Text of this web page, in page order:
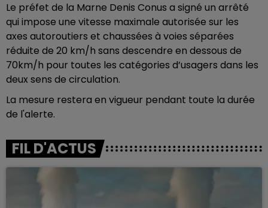
Le préfet de la Marne Denis Conus a signé un arrêté
qui impose une vitesse maximale autorisée sur les
axes autoroutiers et chaussées à voies séparées
réduite de 20 km/h sans descendre en dessous de
70km/h pour toutes les catégories d’usagers dans les
deux sens de circulation.
La mesure restera en vigueur pendant toute la durée
de l'alerte.
FIL D'ACTUS